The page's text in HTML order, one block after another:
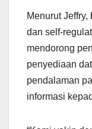
Menurut
dan self-
mendorong
penyediaan
pendalaman
informasi